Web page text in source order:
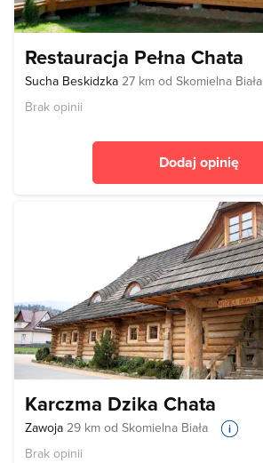
Restauracja Pełna Chata
Sucha Beskidzka 27 km od Skomielna Biała
Brak opinii
Dodaj opinię
Karczma Dzika Chata
Zawoja 29 km od Skomielna Biała
Brak opinii